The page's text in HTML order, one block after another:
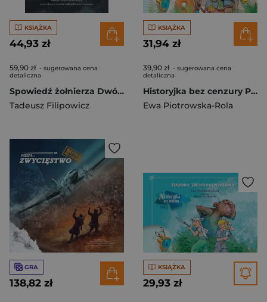
KSIĄŻKA
44,93 zł
59,90 zł - sugerowana cena
detaliczna
Spowiedź żołnierza Dwóch Armii
Tadeusz Filipowicz
KSIĄŻKA
31,94 zł
39,90 zł - sugerowana cena
detaliczna
Historyjka bez cenzury Początki państwa Tom 2
Ewa Piotrowska-Rola
GRA
138,82 zł
KSIĄŻKA
29,93 zł